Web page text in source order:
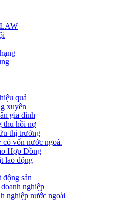
quả
xuyên
gia đình
thu hồi nợ
thị trường
có vốn nước ngoài
Hợp Đồng
lao động
động sản
nghiệp
nghiệp nước ngoài